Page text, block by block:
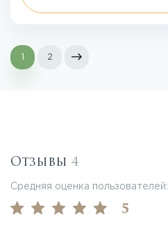
1 2
Отзывы 4
Средняя оценка пользователей:
5